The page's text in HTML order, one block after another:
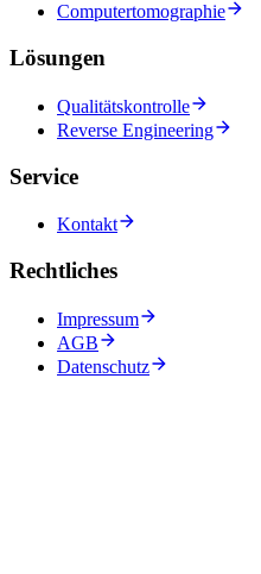
Computertomographie
Lösungen
Qualitätskontrolle
Reverse Engineering
Service
Kontakt
Rechtliches
Impressum
AGB
Datenschutz